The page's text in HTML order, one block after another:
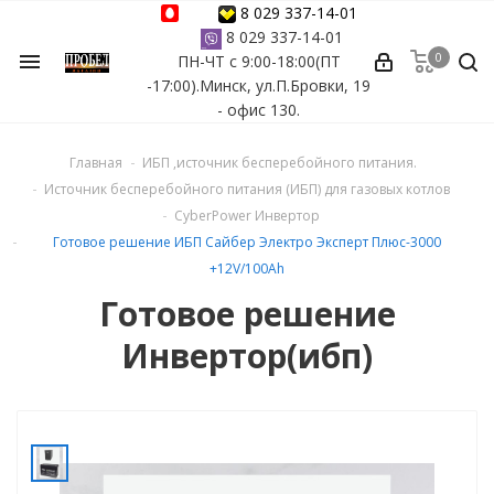
menu
8 029 337-14-01
8 029 337-14-01
ПН-ЧТ с 9:00-18:00(ПТ
-17:00).Минск, ул.П.Бровки, 19
- офис 130.
0
Главная
ИБП ,источник бесперебойного питания.
Источник бесперебойного питания (ИБП) для газовых котлов
CyberPower Инвертор
Готовое решение ИБП Сайбер Электро Эксперт Плюс-3000
+12V/100Ah
Готовое решение
Инвертор(ибп)